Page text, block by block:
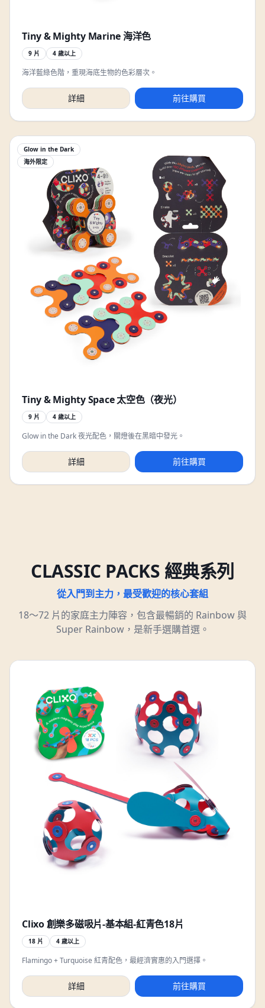
Tiny & Mighty Marine 海洋色
9 片 4 歲以上
海洋藍綠色階，重現海底生物的色彩層次。
詳細 前往購買
Glow in the Dark
海外限定
Tiny & Mighty Space 太空色（夜光）
9 片 4 歲以上
Glow in the Dark 夜光配色，關燈後在黑暗中發光。
詳細 前往購買
CLASSIC PACKS 經典系列
從入門到主力，最受歡迎的核心套組
18～72 片的家庭主力陣容，包含最暢銷的 Rainbow 與
Super Rainbow，是新手選購首選。
Clixo 創樂多磁吸片-基本組-紅青色18片
18 片 4 歲以上
Flamingo + Turquoise 紅青配色，最經濟實惠的入門選擇。
詳細 前往購買